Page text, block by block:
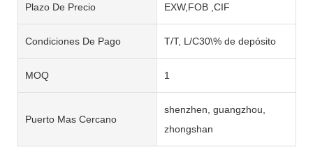
Plazo De Precio EXW,FOB ,CIF
Condiciones De Pago T/T, L/C30\% de depósito
MOQ 1
Puerto Mas Cercano
shenzhen, guangzhou,
zhongshan